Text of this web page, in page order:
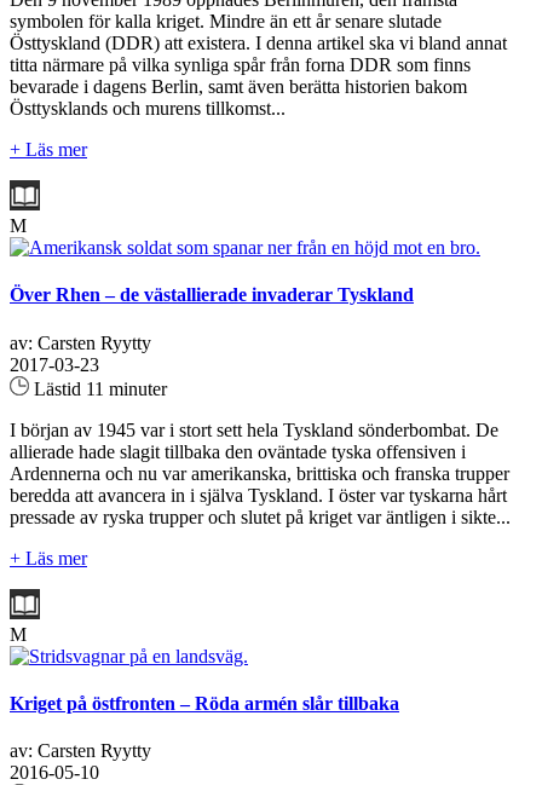
symbolen för kalla kriget. Mindre än ett år senare slutade
Östtyskland (DDR) att existera. I denna artikel ska vi bland annat
titta närmare på vilka synliga spår från forna DDR som finns
bevarade i dagens Berlin, samt även berätta historien bakom
Östtysklands och murens tillkomst...
+ Läs mer
M
Över Rhen – de västallierade invaderar Tyskland
av: Carsten Ryytty
2017-03-23
Lästid 11 minuter
I början av 1945 var i stort sett hela Tyskland sönderbombat. De
allierade hade slagit tillbaka den oväntade tyska offensiven i
Ardennerna och nu var amerikanska, brittiska och franska trupper
beredda att avancera in i själva Tyskland. I öster var tyskarna hårt
pressade av ryska trupper och slutet på kriget var äntligen i sikte...
+ Läs mer
M
Kriget på östfronten – Röda armén slår tillbaka
av: Carsten Ryytty
2016-05-10